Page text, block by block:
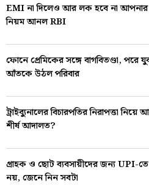
EMI না দিলেও আর লক হবে না
নিয়ম আনল RBI
ফোনে প্রেমিকের সঙ্গে বাগবিতণ্ডা, পরে
আঁতকে উঠল পরিবার
ট্রাইব্যুনালের বিচারপতির নিরাপত্তা
শীর্ষ আদালত?
গ্রাহক ও ছোট ব্যবসায়ীদের জন্য UPI-
নয়, জেনে নিন সবটা